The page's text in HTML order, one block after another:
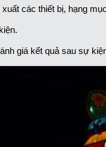
xuất các thiết bị, hạng
giá kết quả sau sự